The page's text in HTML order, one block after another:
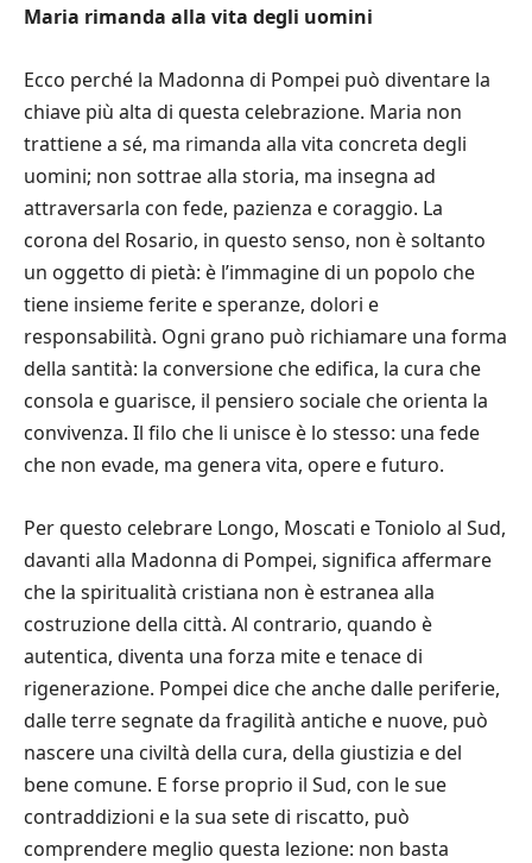
Maria rimanda alla vita degli uomini
Ecco perché la Madonna di Pompei può diventare la
chiave più alta di questa celebrazione. Maria non
trattiene a sé, ma rimanda alla vita concreta degli
uomini; non sottrae alla storia, ma insegna ad
attraversarla con fede, pazienza e coraggio. La
corona del Rosario, in questo senso, non è soltanto
un oggetto di pietà: è l’immagine di un popolo che
tiene insieme ferite e speranze, dolori e
responsabilità. Ogni grano può richiamare una forma
della santità: la conversione che edifica, la cura che
consola e guarisce, il pensiero sociale che orienta la
convivenza. Il filo che li unisce è lo stesso: una fede
che non evade, ma genera vita, opere e futuro.
Per questo celebrare Longo, Moscati e Toniolo al Sud,
davanti alla Madonna di Pompei, significa affermare
che la spiritualità cristiana non è estranea alla
costruzione della città. Al contrario, quando è
autentica, diventa una forza mite e tenace di
rigenerazione. Pompei dice che anche dalle periferie,
dalle terre segnate da fragilità antiche e nuove, può
nascere una civiltà della cura, della giustizia e del
bene comune. E forse proprio il Sud, con le sue
contraddizioni e la sua sete di riscatto, può
comprendere meglio questa lezione: non basta